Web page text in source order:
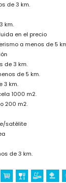
Xàbia), iglesia (Virgen
Xàbia),
de Xàbia) (a
Vila y Dénia) (a
1000 metros de la
ciclismo de
surf, windsurf, y
y Club de Golf La
de 3 km.
km.
en el precio
a menos de 5
de 3 km.
de 5 km.
3 km.
1000 m2.
200 m2.
satélite
de 3 km.